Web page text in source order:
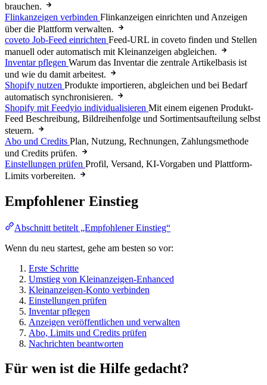
brauchen.
Flinkanzeigen verbinden Flinkanzeigen einrichten und Anzeigen
über die Plattform verwalten.
coveto Job-Feed einrichten Feed-URL in coveto finden und Stellen
manuell oder automatisch mit Kleinanzeigen abgleichen.
Inventar pflegen Warum das Inventar die zentrale Artikelbasis ist
und wie du damit arbeitest.
Shopify nutzen Produkte importieren, abgleichen und bei Bedarf
automatisch synchronisieren.
Shopify mit Feedyio individualisieren Mit einem eigenen Produkt-
Feed Beschreibung, Bildreihenfolge und Sortimentsaufteilung selbst
steuern.
Abo und Credits Plan, Nutzung, Rechnungen, Zahlungsmethode
und Credits prüfen.
Einstellungen prüfen Profil, Versand, KI-Vorgaben und Plattform-
Limits vorbereiten.
Empfohlener Einstieg
Abschnitt betitelt „Empfohlener Einstieg“
Wenn du neu startest, gehe am besten so vor:
Erste Schritte
Umstieg von Kleinanzeigen-Enhanced
Kleinanzeigen-Konto verbinden
Einstellungen prüfen
Inventar pflegen
Anzeigen veröffentlichen und verwalten
Abo, Limits und Credits prüfen
Nachrichten beantworten
Für wen ist die Hilfe gedacht?